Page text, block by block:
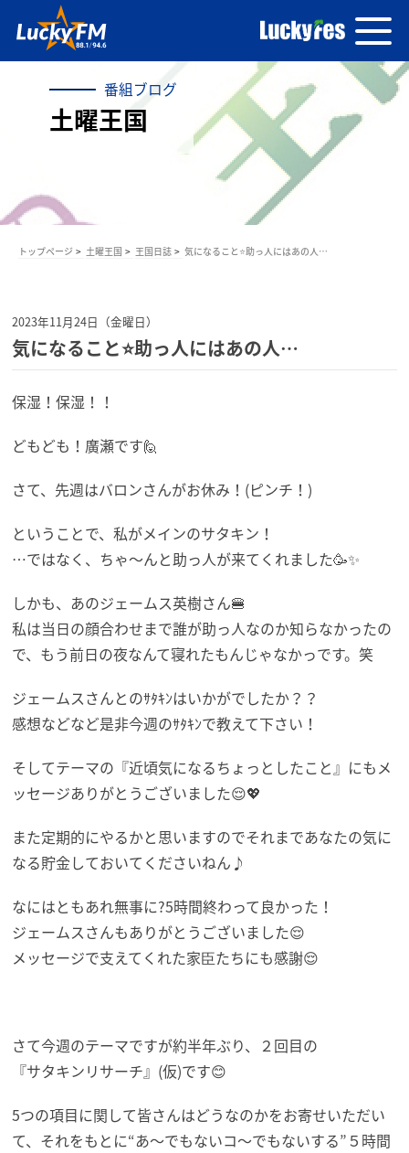
番組ブログ
土曜王国
トップページ 土曜王国 王国日誌 気になること⭐助っ人にはあの人…
2023年11月24日（金曜日）
気になること⭐助っ人にはあの人…
保湿！保湿！！
どもども！廣瀬です🙋
さて、先週はバロンさんがお休み！(ピンチ！)
ということで、私がメインのサタキン！
…ではなく、ちゃ～んと助っ人が来てくれました🥳✨
しかも、あのジェームス英樹さん🍔
私は当日の顔合わせまで誰が助っ人なのか知らなかったの
で、もう前日の夜なんて寝れたもんじゃなかっです。笑
ジェームスさんとのｻﾀｷﾝはいかがでしたか？？
感想などなど是非今週のｻﾀｷﾝで教えて下さい！
そしてテーマの『近頃気になるちょっとしたこと』にもメ
ッセージありがとうございました😌💖
また定期的にやるかと思いますのでそれまであなたの気に
なる貯金しておいてくださいねん♪
なにはともあれ無事に?5時間終わって良かった！
ジェームスさんもありがとうございました😌
メッセージで支えてくれた家臣たちにも感謝😌
さて今週のテーマですが約半年ぶり、２回目の
『サタキンリサーチ』(仮)です😊
5つの項目に関して皆さんはどうなのかをお寄せいただい
て、それをもとに“あ～でもないコ～でもないする”５時間